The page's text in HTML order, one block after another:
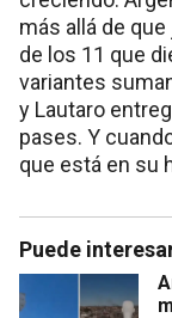
más allá de
de los 11 que
variantes
y Lautaro
pases. Y
que está en su
Puede